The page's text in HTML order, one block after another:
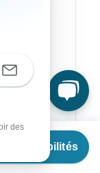
disponibilités
des